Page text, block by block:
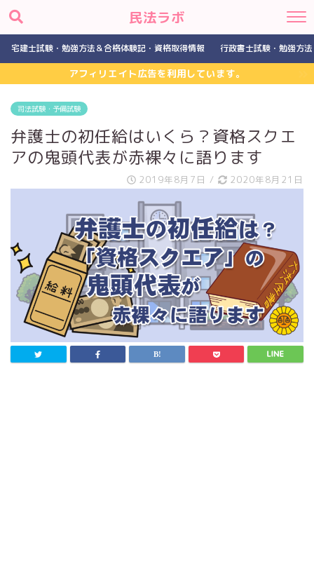
民法ラボ
宅建士試験・勉強方法＆合格体験記・資格取得情報 行政書士試験・勉強方
アフィリエイト広告を利用しています。
司法試験・予備試験
弁護士の初任給はいくら？資格スクエ
アの鬼頭代表が赤裸々に語ります
2019年8月7日 / 2020年8月21日